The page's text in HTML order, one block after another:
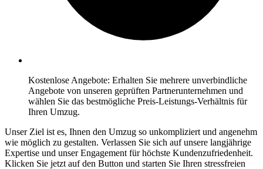
Kostenlose Angebote: Erhalten Sie mehrere unverbindliche
Angebote von unseren geprüften Partnerunternehmen und
wählen Sie das bestmögliche Preis-Leistungs-Verhältnis für
Ihren Umzug.
Unser Ziel ist es, Ihnen den Umzug so unkompliziert und angenehm
wie möglich zu gestalten. Verlassen Sie sich auf unsere langjährige
Expertise und unser Engagement für höchste Kundenzufriedenheit.
Klicken Sie jetzt auf den Button und starten Sie Ihren stressfreien